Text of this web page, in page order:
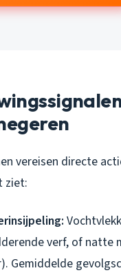
vereisen directe
ziet:
verf, of natte
Gemiddelde